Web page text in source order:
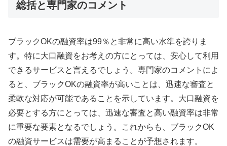
総括と専門家のコメント
ブラックOKの融資率は99％と非常に高い水準を誇りま
す。特に大口融資をお考えの方にとっては、安心して利用
できるサービスと言えるでしょう。専門家のコメントによ
ると、ブラックOKの融資率が高いことは、迅速な審査と
柔軟な対応が可能であることを示しています。大口融資を
必要とする方にとっては、迅速な審査と高い融資率は非常
に重要な要素となるでしょう。これからも、ブラックOK
の融資サービスは需要が高まることが予想されます。